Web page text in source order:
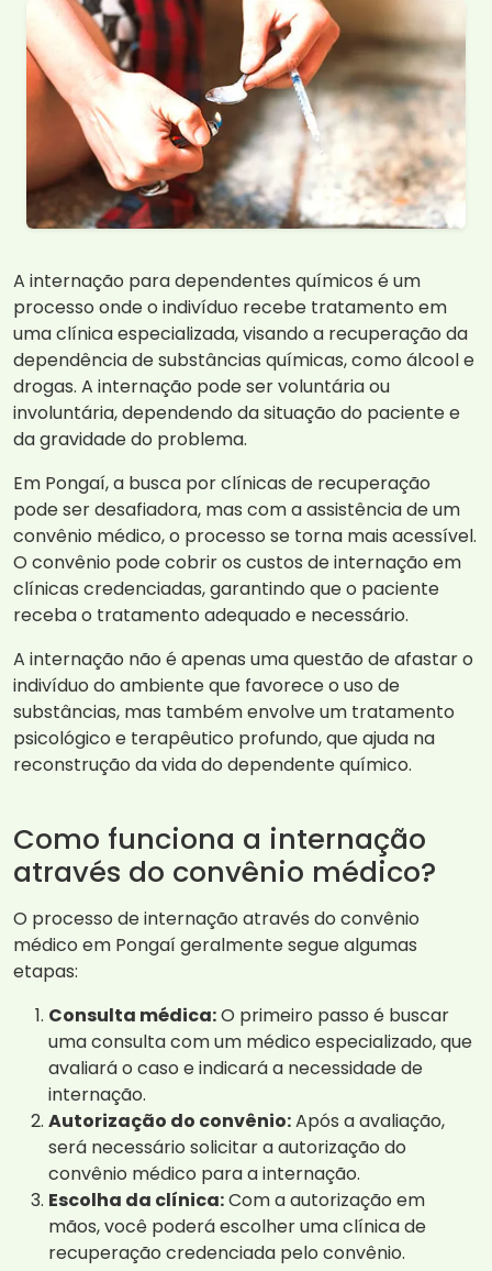
A internação para dependentes químicos é um
processo onde o indivíduo recebe tratamento em
uma clínica especializada, visando a recuperação da
dependência de substâncias químicas, como álcool e
drogas. A internação pode ser voluntária ou
involuntária, dependendo da situação do paciente e
da gravidade do problema.
Em Pongaí, a busca por clínicas de recuperação
pode ser desafiadora, mas com a assistência de um
convênio médico, o processo se torna mais acessível.
O convênio pode cobrir os custos de internação em
clínicas credenciadas, garantindo que o paciente
receba o tratamento adequado e necessário.
A internação não é apenas uma questão de afastar o
indivíduo do ambiente que favorece o uso de
substâncias, mas também envolve um tratamento
psicológico e terapêutico profundo, que ajuda na
reconstrução da vida do dependente químico.
Como funciona a internação
através do convênio médico?
O processo de internação através do convênio
médico em Pongaí geralmente segue algumas
etapas:
Consulta médica:O primeiro passo é buscar
uma consulta com um médico especializado, que
avaliará o caso e indicará a necessidade de
internação.
Autorização do convênio:Após a avaliação,
será necessário solicitar a autorização do
convênio médico para a internação.
Escolha da clínica:Com a autorização em
mãos, você poderá escolher uma clínica de
recuperação credenciada pelo convênio.